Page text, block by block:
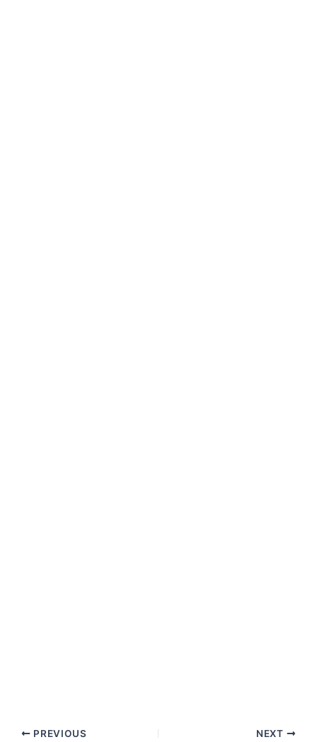
PREVIOUS NEXT